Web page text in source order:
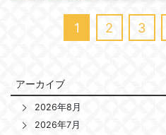
1 2 3
アーカイブ
2026年8月
2026年7月